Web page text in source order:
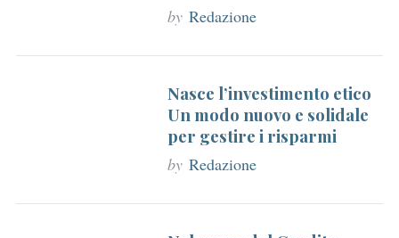
by Redazione
Nasce l’investimento etico
Un modo nuovo e solidale
per gestire i risparmi
by Redazione